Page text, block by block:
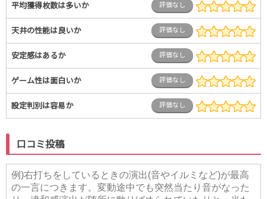
平均獲得枚数は多いか 評価なし
天井の性能は良いか 評価なし
安定感はあるか 評価なし
ゲーム性は面白いか 評価なし
設定判別は容易か 評価なし
口コミ投稿